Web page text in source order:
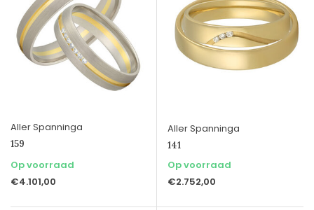
Aller Spanninga
159
Op voorraad
€4.101,00
Aller Spanninga
141
Op voorraad
€2.752,00